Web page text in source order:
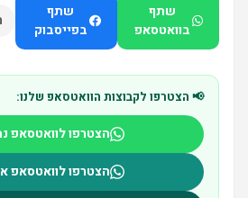
שתף
בוואטסאפ
שתף
בפייסבוק
📢 הצטרפו לקבוצות הוואטסאפ שלנו:
הצטרפו לוואטסאפ
הצטרפו לוואטסאפ